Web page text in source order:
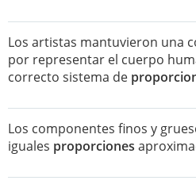
Los artistas mantuvieron una
por representar el cuerpo
correcto sistema de
Los componentes finos y
iguales proporciones